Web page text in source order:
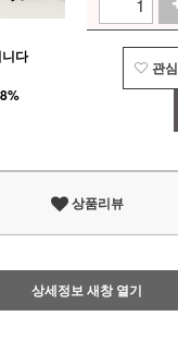
다
관
상품리뷰
상세정보 새창 열기